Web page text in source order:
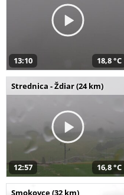
13:10 18,8 °C
Strednica - Ždiar (24 km)
12:57 16,8 °C
Smokovce (32 km)